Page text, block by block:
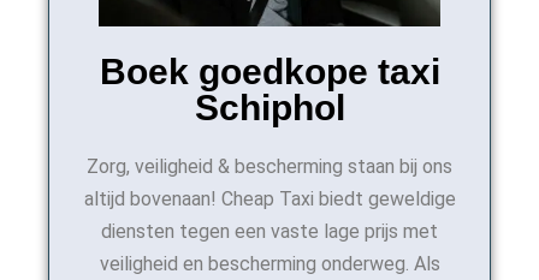
Boek goedkope taxi
Schiphol
Zorg, veiligheid & bescherming staan bij ons
altijd bovenaan! Cheap Taxi biedt geweldige
diensten tegen een vaste lage prijs met
veiligheid en bescherming onderweg. Als